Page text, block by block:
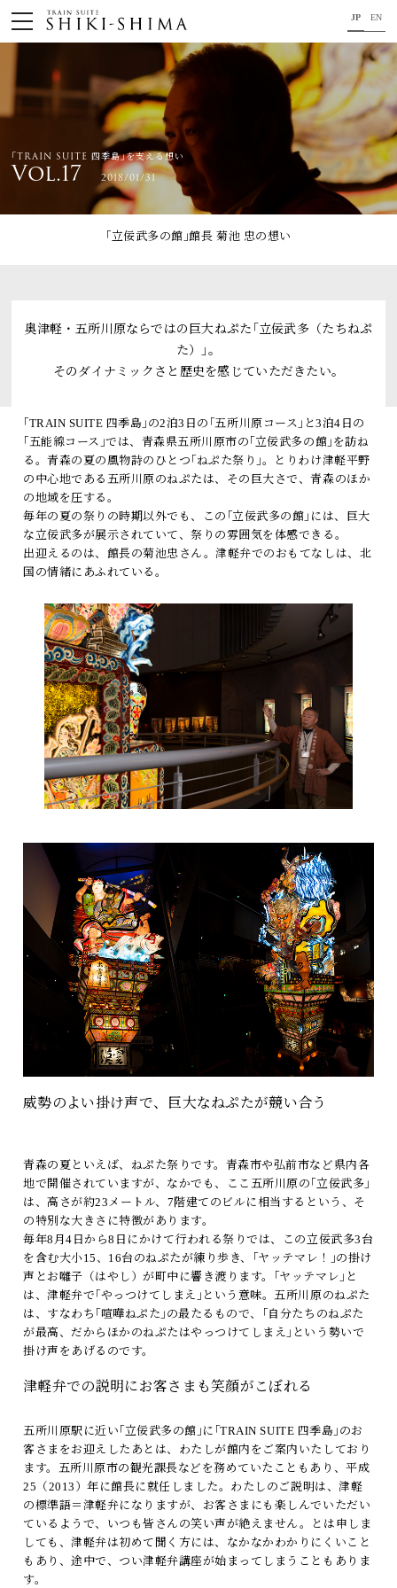
JP EN
車内のご紹介
旅の行程のご紹介
パンフレット・旅のお申し込み
オリジナル商品のご案内
よくあるお問い合わせ
アーカイブ
「TRAIN SUITE 四季島」に安心してご乗車いただくために
公式ソーシャルメディア｜ Instagram
｢TRAIN SUITE 四季島｣を支える想い
Vol.17 2018/01/31
｢立佞武多の館｣館長 菊池 忠の想い
奥津軽・五所川原ならではの巨大ねぷた｢立佞武多（たちねぷ
た）｣。
そのダイナミックさと歴史を感じていただきたい。
｢TRAIN SUITE 四季島｣の2泊3日の｢五所川原コース｣と3泊4日の
｢五能線コース｣では、青森県五所川原市の｢立佞武多の館｣を訪ね
る。青森の夏の風物詩のひとつ｢ねぷた祭り｣。とりわけ津軽平野
の中心地である五所川原のねぷたは、その巨大さで、青森のほか
の地域を圧する。
毎年の夏の祭りの時期以外でも、この｢立佞武多の館｣には、巨大
な立佞武多が展示されていて、祭りの雰囲気を体感できる。
出迎えるのは、館長の菊池忠さん。津軽弁でのおもてなしは、北
国の情緒にあふれている。
威勢のよい掛け声で、巨大なねぷたが競い合う
青森の夏といえば、ねぷた祭りです。青森市や弘前市など県内各
地で開催されていますが、なかでも、ここ五所川原の｢立佞武多｣
は、高さが約23メートル、7階建てのビルに相当するという、そ
の特別な大きさに特徴があります。
毎年8月4日から8日にかけて行われる祭りでは、この立佞武多3台
を含む大小15、16台のねぷたが練り歩き、｢ヤッテマレ！｣の掛け
声とお囃子（はやし）が町中に響き渡ります。｢ヤッテマレ｣と
は、津軽弁で｢やっつけてしまえ｣という意味。五所川原のねぷた
は、すなわち｢喧嘩ねぷた｣の最たるもので、｢自分たちのねぷた
が最高、だからほかのねぷたはやっつけてしまえ｣という勢いで
掛け声をあげるのです。
津軽弁での説明にお客さまも笑顔がこぼれる
五所川原駅に近い｢立佞武多の館｣に｢TRAIN SUITE 四季島｣のお
客さまをお迎えしたあとは、わたしが館内をご案内いたしており
ます。五所川原市の観光課長などを務めていたこともあり、平成
25（2013）年に館長に就任しました。わたしのご説明は、津軽
の標準語＝津軽弁になりますが、お客さまにも楽しんでいただい
ているようで、いつも皆さんの笑い声が絶えません。とは申しま
しても、津軽弁は初めて聞く方には、なかなかわかりにくいこと
もあり、途中で、つい津軽弁講座が始まってしまうこともありま
す。